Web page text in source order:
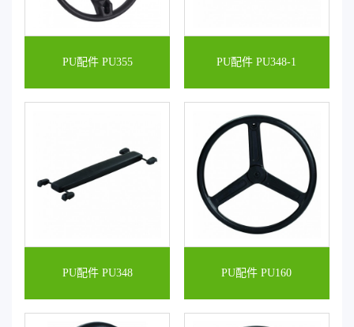
PU配件 PU355 PU配件 PU348-1
PU配件 PU348 PU配件 PU160